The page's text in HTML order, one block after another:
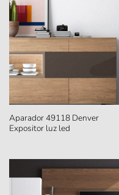
Aparador 49118 Denver
Expositor luz led